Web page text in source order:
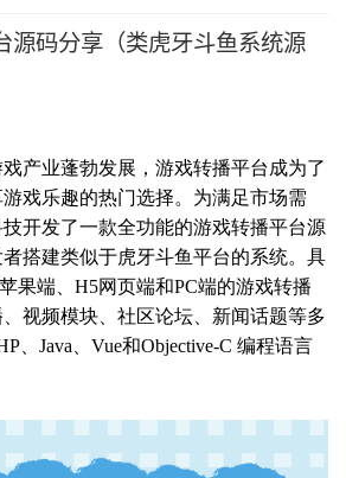
源码分享（类虎牙斗鱼系统源
产业蓬勃发展，游戏转播平台成为了
戏乐趣的热门选择。为满足市场需
开发了一款全功能的游戏转播平台源
搭建类似于虎牙斗鱼平台的系统。具
果端、H5网页端和PC端的游戏转播
视频模块、社区论坛、新闻话题等多
、Java、Vue和Objective-C 编程语言